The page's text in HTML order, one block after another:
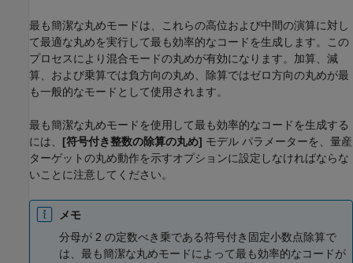
最も簡潔な丸めモードは、これらの高位および中間の演算に対し
て最適な丸めを実行して最も効率的なコードを生成します。この
プロセスにより混合モードの丸めが有効になります。加算、減
算、および乗算では負方向の丸め、除算ではゼロ方向の丸めが最
も一般的なモードとして使用されます。
最も簡潔な丸めモードを使用して最も効率的なコードを生成する
には、 [符号付き整数の除算の丸め] モデル パラメーターを、量産
ターゲットの丸め動作を示すオプションに設定しなければならな
いことに注意してください。
メモ
分母が 2 の定数べき乗である符号付き固定小数点除算で
は、最も簡潔な丸めモードによって最も効率的なコードが